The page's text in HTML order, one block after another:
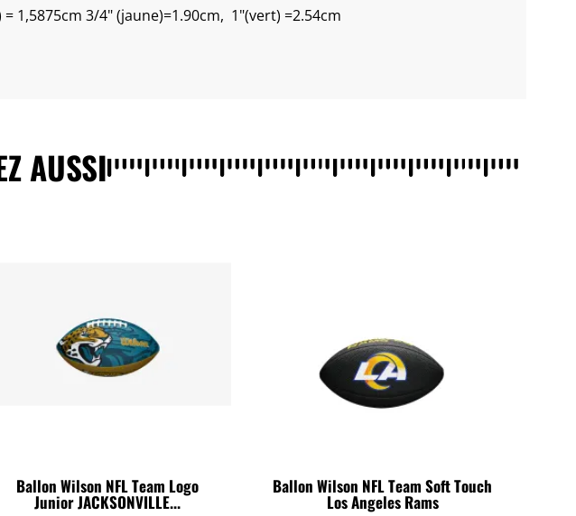
1,5875cm 3/4" (jaune)=1.90cm, 1"(vert) =2.54cm
AUSSI
Ballon Wilson NFL Team Logo
Junior JACKSONVILLE...
Ballon Wilson NFL Team Soft Touch
Los Angeles Rams